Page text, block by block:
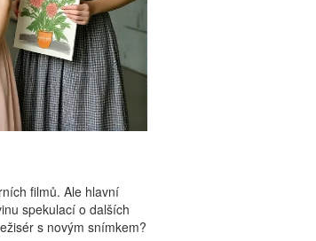
filmů. Ale hlavní
spekulací o dalších
s novým snímkem?